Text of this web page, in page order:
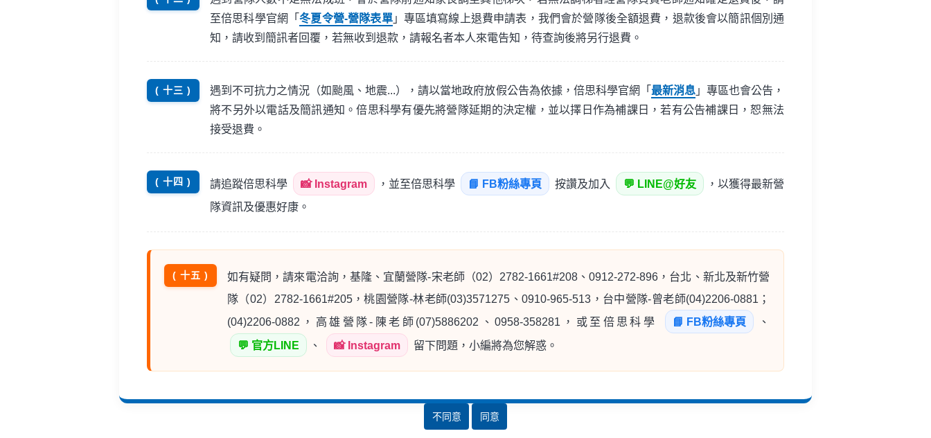
至倍思科學官網「冬夏令營-營隊表單」專區填寫線上退費申請表，我們會於營隊後全額退費，退款後會以簡訊個別通
知，請收到簡訊者回覆，若無收到退款，請報名者本人來電告知，待查詢後將另行退費。
( 十三 ) 遇到不可抗力之情況（如颱風、地震...），請以當地政府放假公告為依據，倍思科學官網「最新消息」專區也會公告，
將不另外以電話及簡訊通知。倍思科學有優先將營隊延期的決定權，並以擇日作為補課日，若有公告補課日，恕無法
接受退費。
( 十四 ) 請追蹤倍思科學 📸 Instagram ，並至倍思科學 📘 FB粉絲專頁 按讚及加入 💬 LINE@好友
，以獲得最新營
隊資訊及優惠好康。
( 十五 )
如有疑問，請來電洽詢，基隆、宜蘭營隊-宋老師（02）2782-1661#208、0912-272-896，台北、新北及新竹營
隊（02）2782-1661#205，桃園營隊-林老師(03)3571275、0910-965-513，台中營隊-曾老師(04)2206-0881；
(04)2206-0882，高雄營隊-陳老師(07)5886202、0958-358281，或至倍思科學
📘 FB粉絲專頁
、
💬 官方LINE
、 📸 Instagram 留下問題，小編將為您解惑。
不同意 同意